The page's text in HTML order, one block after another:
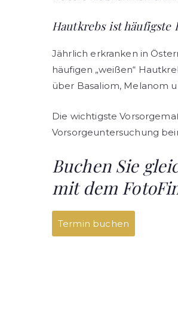
Hautkrebs ist häufigste
Jährlich erkranken in
häufigen „weißen“
über Basaliom, Melanom
Die wichtigste
Vorsorgeuntersuchung
Buchen Sie
mit dem
Termin buchen